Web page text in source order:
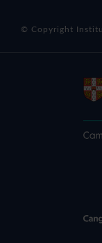
© Copyright